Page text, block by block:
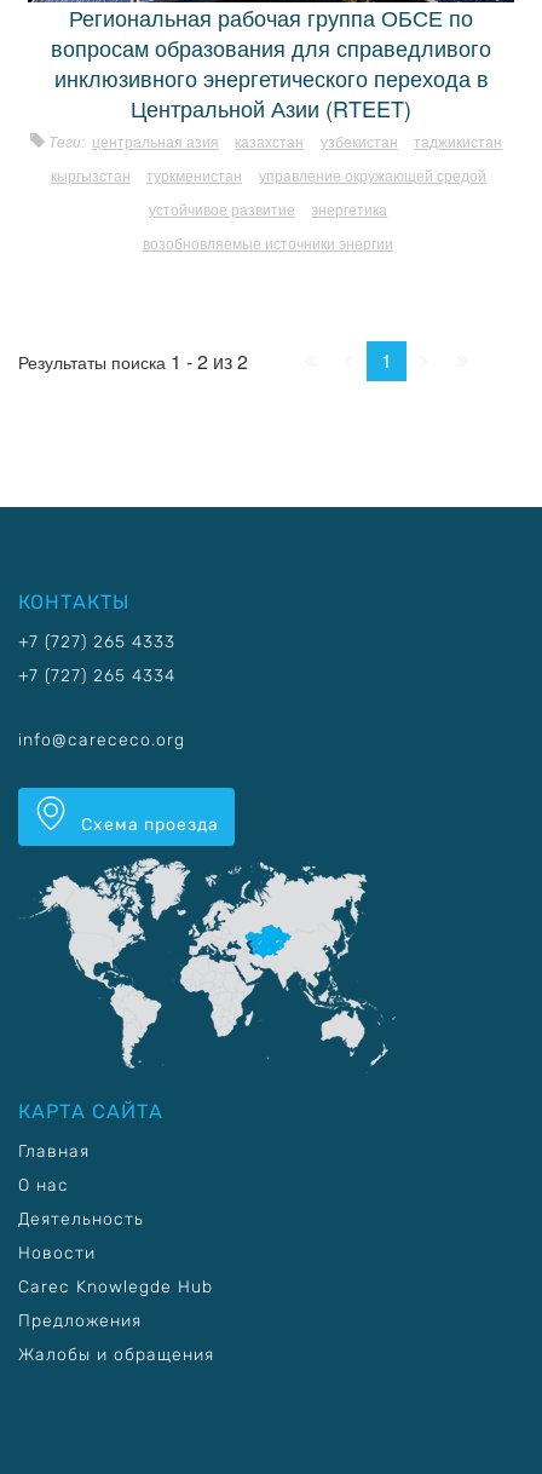
Региональная рабочая группа ОБСЕ по
вопросам образования для справедливого
инклюзивного энергетического перехода в
Центральной Азии (RTEET)
Теги: центральная азия казахстан узбекистан
таджикистан
кыргызстан
туркменистан
управление окружающей средой
устойчивое развитие
энергетика
возобновляемые источники энергии
Результаты поиска 1 - 2 из 2 Пред.
1
КОНТАКТЫ
+7 (727) 265 4333
+7 (727) 265 4334
info@carececo.org
Схема проезда
КАРТА САЙТА
Главная
О нас
Деятельность
Новости
Carec Knowlegde Hub
Предложения
Жалобы и обращения